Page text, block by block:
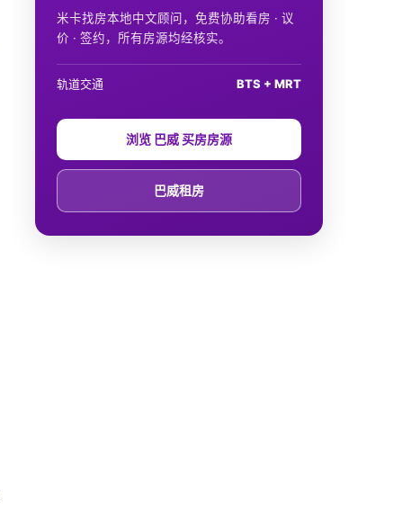
米卡找房本地中文顾问，免费协助看房 · 议
价 · 签约，所有房源均经核实。
轨道交通 BTS + MRT
浏览 巴威 买房房源
巴威租房